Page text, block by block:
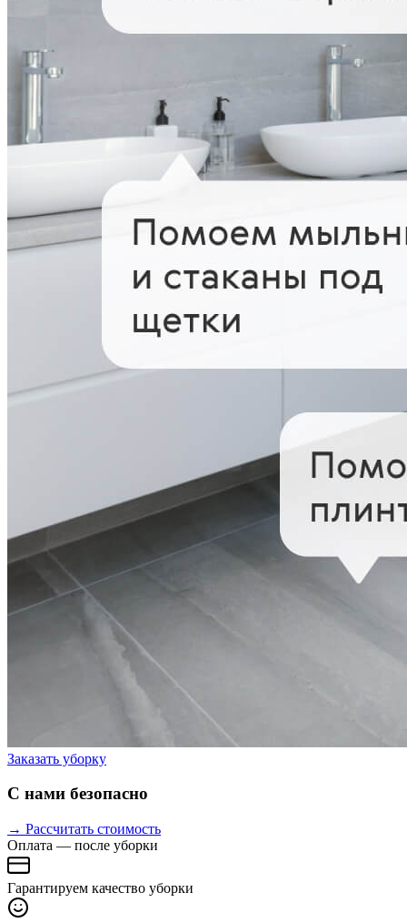
Заказать уборку
С нами безопасно
→ Рассчитать стоимость
Оплата — после уборки
Гарантируем качество уборки